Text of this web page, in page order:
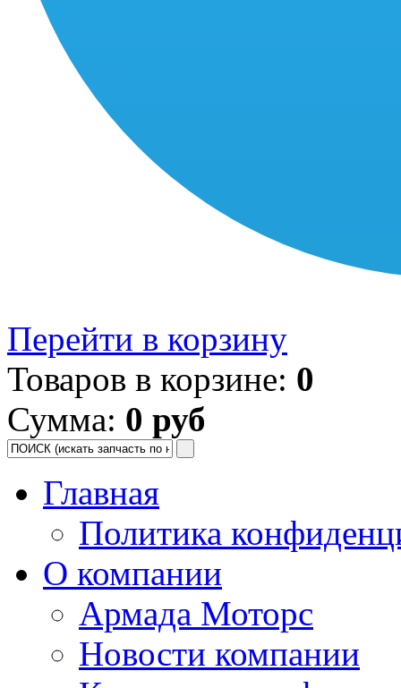
Перейти в корзину
Товаров в корзине: 0
Сумма: 0 руб
Главная
Политика
О компании
Армада Моторс
Новости компании